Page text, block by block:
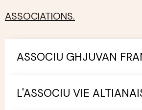
ASSOCIATIONS.
ASSOCIU GHJUVAN
L'ASSOCIU VIE